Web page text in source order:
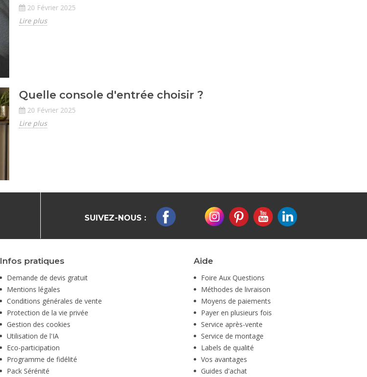
20 Février 2025
Lire plus
Quelle console d'entrée choisir ?
20 Février 2025
Lire plus
SUIVEZ-NOUS :
Infos pratiques
Demande de devis gratuit
Mentions légales
Conditions générales de vente
Protection de la vie privée
Gestion des cookies
Utilisation de l'IA
Eco-participation
Programme de fidélité
Pack Sérénité
Aide
Foire Aux Questions
Méthodes de livraison
Moyens de paiements
Payer en plusieurs fois
Service après-vente
Service de montage
Labels de qualité
Vos avantages
Guides d'achat